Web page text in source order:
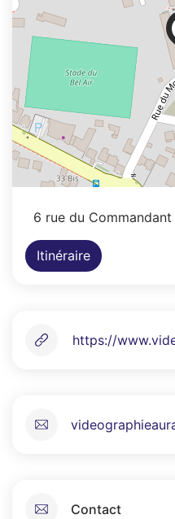
6 rue du
Itinéraire
https://
Contact